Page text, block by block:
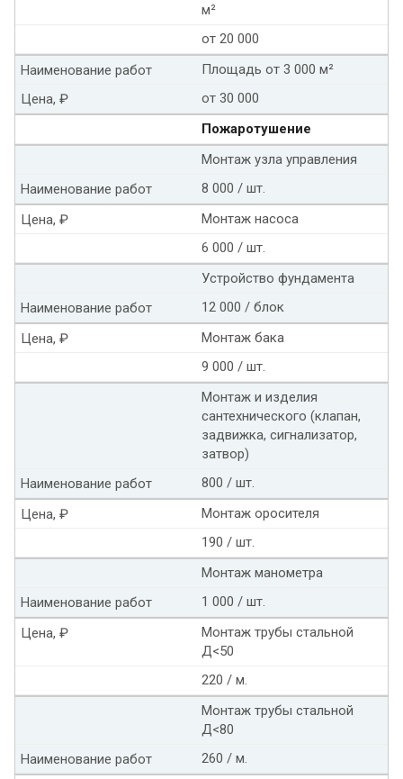
м²
от 20 000
Площадь от 3 000 м²
Наименование работ
от 30 000
Цена, ₽
Пожаротушение
Монтаж узла управления
8 000 / шт.
Наименование работ
Монтаж насоса
Цена, ₽
6 000 / шт.
Устройство фундамента
12 000 / блок
Наименование работ
Монтаж бака
Цена, ₽
9 000 / шт.
Монтаж и изделия
сантехнического (клапан,
задвижка, сигнализатор,
затвор)
800 / шт.
Наименование работ
Монтаж оросителя
Цена, ₽
190 / шт.
Монтаж манометра
1 000 / шт.
Наименование работ
Монтаж трубы стальной
Д<50
Цена, ₽
220 / м.
Монтаж трубы стальной
Д<80
260 / м.
Наименование работ